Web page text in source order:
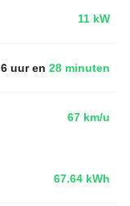
11 kW
6 uur en 28 minuten
67 km/u
67.64 kWh